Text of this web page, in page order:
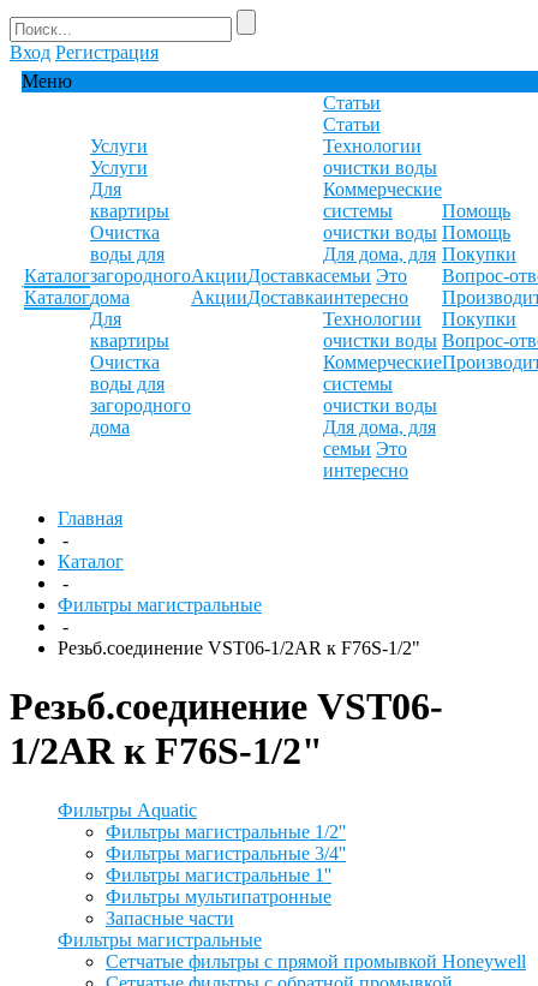
Вход Регистрация
Меню
Каталог
Каталог
Услуги
Услуги
Для
квартиры
Очистка
воды для
загородного
дома
Для
квартиры
Очистка
воды для
загородного
дома
Акции
Акции
Доставка
Доставка
Статьи
Статьи
Технологии
очистки воды
Коммерческие
системы
очистки воды
Для дома, для
семьи Это
интересно
Технологии
очистки воды
Коммерческие
системы
очистки воды
Для дома, для
семьи Это
интересно
Помощь
Помощь
Покупки
Вопрос-
Покупки
Вопрос-
Главная
-
Каталог
-
Фильтры магистральные
-
Резьб.соединение VST06-1/2AR к F76S-1/2"
Резьб.соединение VST06-
1/2AR к F76S-1/2"
Фильтры Aquatic
Фильтры магистральные 1/2''
Фильтры магистральные 3/4''
Фильтры магистральные 1''
Фильтры мультипатронные
Запасные части
Фильтры магистральные
Сетчатые фильтры с прямой промывкой Honeywell